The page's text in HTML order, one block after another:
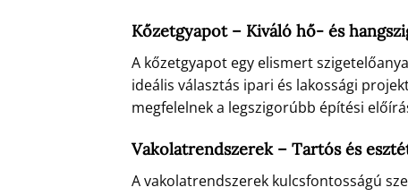
Kőzetgyapot – Kiváló hő- és
A kőzetgyapot egy elismert
ideális választás ipari és lakossági
megfelelnek a legszigorúbb építési
Vakolatrendszerek – Tartós és
A vakolatrendszerek kulcsfontosságú